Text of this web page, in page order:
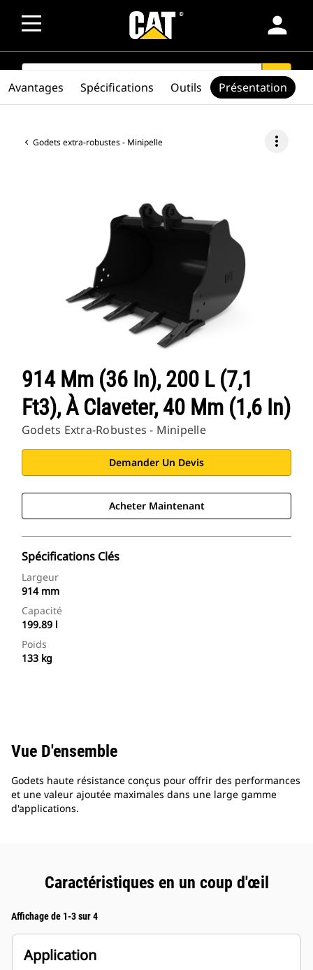
person
SEARCH search
Godets extra-robustes - Minipelle more_vert
914 Mm (36 In), 200 L (7,1
Ft3), À Claveter, 40 Mm (1,6 In)
Godets Extra-Robustes - Minipelle
Demander Un Devis
Acheter Maintenant
Spécifications Clés
Largeur
914 mm
Capacité
199.89 l
Poids
133 kg
Avantages Spécifications Outils Présentation
Vue D'ensemble
Godets haute résistance conçus pour offrir des performances
et une valeur ajoutée maximales dans une large gamme
d'applications.
Caractéristiques en un coup d'œil
Affichage de 1-3 sur 4
Application